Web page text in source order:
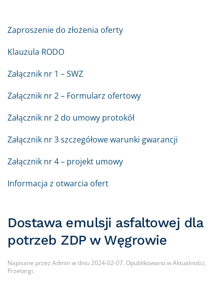
Zaproszenie do złożenia oferty
Klauzula RODO
Załącznik nr 1 – SWZ
Załącznik nr 2 – Formularz ofertowy
Załącznik nr 2 do umowy protokół
Załącznik nr 3 szczegółowe warunki gwarancji
Załącznik nr 4 – projekt umowy
Informacja z otwarcia ofert
Dostawa emulsji asfaltowej dla
potrzeb ZDP w Węgrowie
Napisane przez Adminw dniu2024-02-07. Opublikowano wAktualności,
Przetargi.